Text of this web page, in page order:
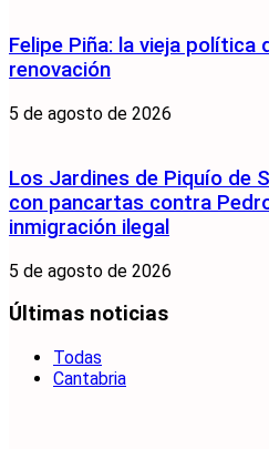
Felipe Piña: la vieja política
renovación
5 de agosto de 2026
Los Jardines de Piquío de
con pancartas contra
inmigración ilegal
5 de agosto de 2026
Últimas noticias
Todas
Cantabria